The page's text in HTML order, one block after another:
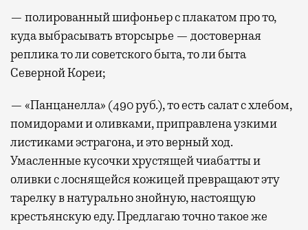
— полированный шифоньер с плакатом про то,
куда выбрасывать вторсырье — достоверная
реплика то ли советского быта, то ли быта
Северной Кореи;
— «Панцанелла» (490 руб.), то есть салат с хлебом,
помидорами и оливками, приправлена узкими
листиками эстрагона, и это верный ход.
Умасленные кусочки хрустящей чиабатты и
оливки с лоснящейся кожицей превращают эту
тарелку в натурально знойную, настоящую
крестьянскую еду. Предлагаю точно такое же